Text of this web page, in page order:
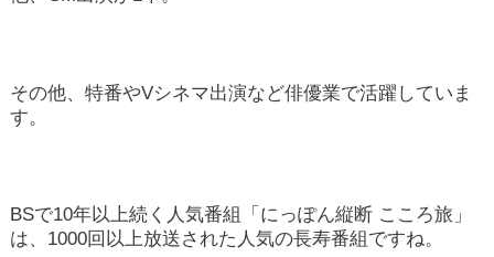
その他、特番やVシネマ出演など俳優業で活躍していま
す。
BSで10年以上続く人気番組「にっぽん縦断 こころ旅」
は、1000回以上放送された人気の長寿番組ですね。